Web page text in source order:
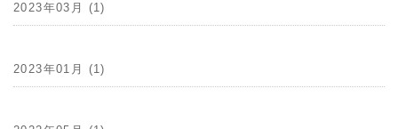
2023年03月 (1)
2023年01月 (1)